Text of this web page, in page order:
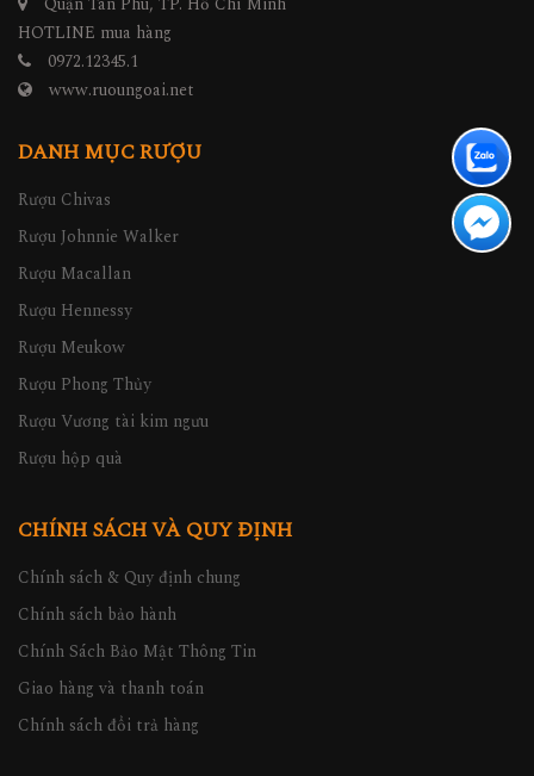
HOTLINE mua hàng
0972.12345.1
www.ruoungoai.net
DANH MỤC RƯỢU
Rượu Chivas
Rượu Johnnie Walker
Rượu Macallan
Rượu Hennessy
Rượu Meukow
Rượu Phong Thủy
Rượu Vương tài kim ngưu
Rượu hộp quà
CHÍNH SÁCH VÀ QUY ĐỊNH
Chính sách & Quy định chung
Chính sách bảo hành
Chính Sách Bảo Mật Thông Tin
Giao hàng và thanh toán
Chính sách đổi trả hàng